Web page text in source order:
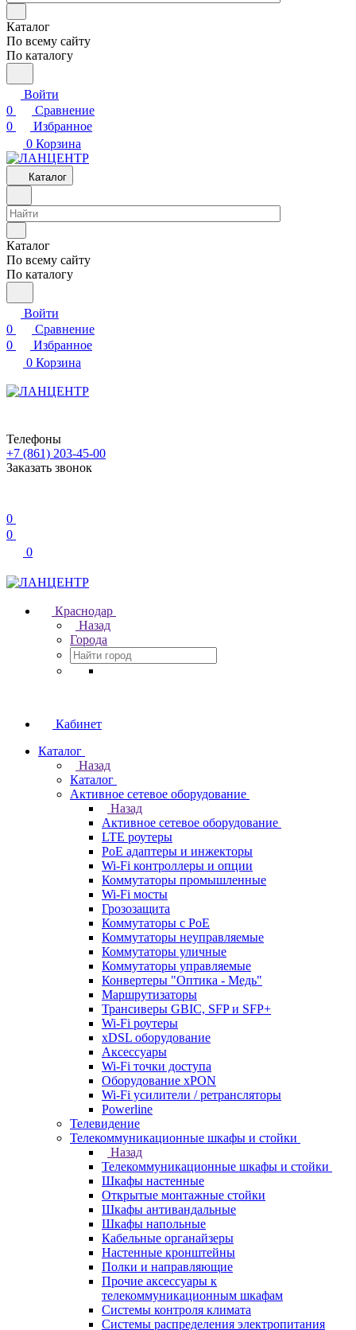
Каталог
По всему сайту
По каталогу
Войти
0
Сравнение
0
Избранное
0 Корзина
Каталог
Каталог
По всему сайту
По каталогу
Войти
0
Сравнение
0
Избранное
0 Корзина
Телефоны
+7 (861) 203-45-00
Заказать звонок
0
0
0
Краснодар
Назад
Города
Кабинет
Каталог
Назад
Каталог
Активное сетевое оборудование
Назад
Активное сетевое оборудование
LTE роутеры
PoE адаптеры и инжекторы
Wi-Fi контроллеры и опции
Коммутаторы промышленные
Wi-Fi мосты
Грозозащита
Коммутаторы c PoE
Коммутаторы неуправляемые
Коммутаторы уличные
Коммутаторы управляемые
Конвертеры "Оптика - Медь"
Маршрутизаторы
Трансиверы GBIC, SFP и SFP+
Wi-Fi роутеры
xDSL оборудование
Аксессуары
Wi-Fi точки доступа
Оборудование хPON
Wi-Fi усилители / ретрансляторы
Powerline
Телевидение
Телекоммуникационные шкафы и стойки
Назад
Телекоммуникационные шкафы и стойки
Шкафы настенные
Открытые монтажные стойки
Шкафы антивандальные
Шкафы напольные
Кабельные органайзеры
Настенные кронштейны
Полки и направляющие
Прочие аксессуары к
телекоммуникационным шкафам
Системы контроля климата
Системы распределения электропитания